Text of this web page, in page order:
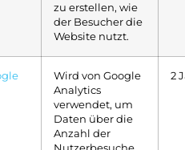
zu erstellen, wie
der Besucher die
Website nutzt.
Wird von Google
Analytics
verwendet, um
Daten über die
Anzahl der
2